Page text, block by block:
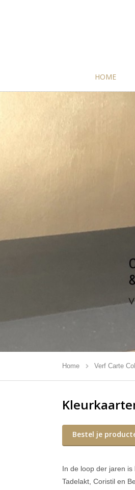
HOME
Home Verf Carte
Bestel je
In de loop der jaren
Tadelakt, Coristil en